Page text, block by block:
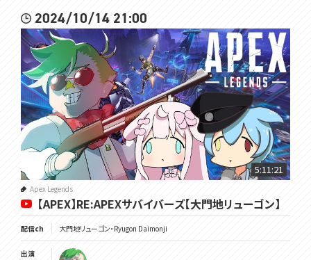
2024/10/14 21:00
5:11:21
Apex Legends
【APEX】RE:APEXサバイバーズ【大門地リューゴン】
配信ch 大門地リューゴン・Ryugon Daimonji
出演